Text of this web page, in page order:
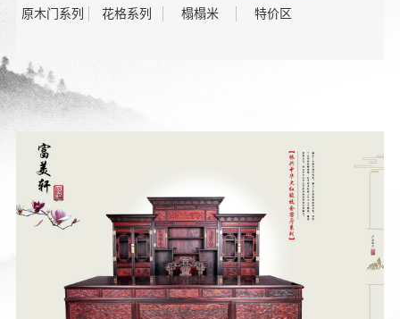
原木门系列 花格系列 榻榻米 特价区